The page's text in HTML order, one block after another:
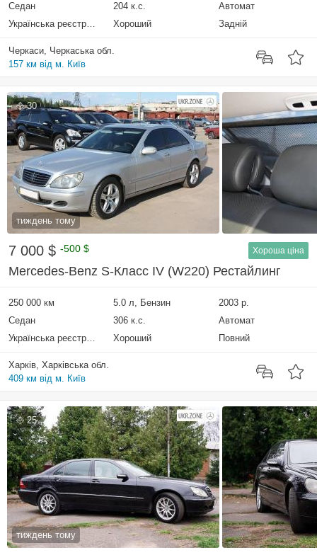
Седан
204 к.с.
Автомат
Українська реєстрація
Хороший Задній
Черкаси, Черкаська обл.
157 км від м. Київ
30
тиждень тому
7 000 $ -500 $ Хороша ціна
Mercedes-Benz S-Класс IV (W220) Рестайлинг
250 000 км 5.0 л, Бензин
2003 р.
Седан
306 к.с.
Автомат
Українська реєстрація
Хороший Повний
Харків, Харківська обл.
409 км від м. Київ
25
тиждень тому